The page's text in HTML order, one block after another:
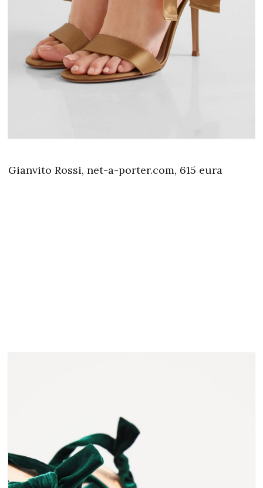
Gianvito Rossi, net-a-porter.com, 615 eura